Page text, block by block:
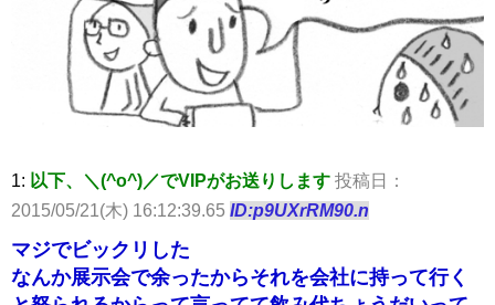
1: 以下、＼(^o^)／でVIPがお送りします 投稿日：
2015/05/21(木) 16:12:39.65 ID:p9UXrRM90.n
マジでビックリした
なんか展示会で余ったからそれを会社に持って行く